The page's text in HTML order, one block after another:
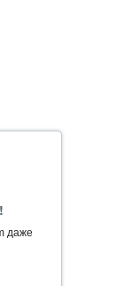
даже